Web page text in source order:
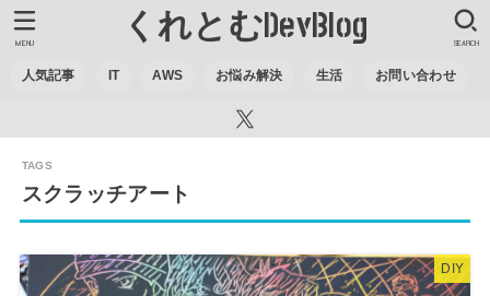
くれとむDevBlog
人気記事 IT AWS お悩み解決 生活 お問い合わせ
SEARCH
MENU
スクラッチアート
DIY